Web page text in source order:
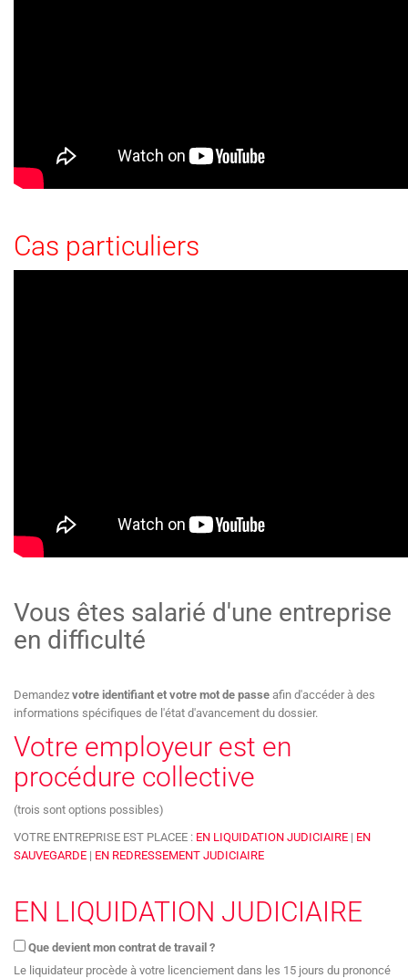
Cas particuliers
Vous êtes salarié d'une entreprise
en difficulté
Demandez votre identifiant et votre mot de passe afin d'accéder à des
informations spécifiques de l'état d'avancement du dossier.
Votre employeur est en
procédure collective
(trois sont options possibles)
VOTRE ENTREPRISE EST PLACEE : EN LIQUIDATION JUDICIAIRE | EN
SAUVEGARDE | EN REDRESSEMENT JUDICIAIRE
EN LIQUIDATION JUDICIAIRE
Que devient mon contrat de travail ?
Le liquidateur procède à votre licenciement dans les 15 jours du prononcé